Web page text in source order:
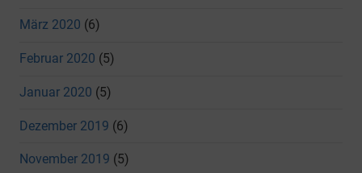
März 2020 (6)
Februar 2020 (5)
Januar 2020 (5)
Dezember 2019 (6)
November 2019 (5)